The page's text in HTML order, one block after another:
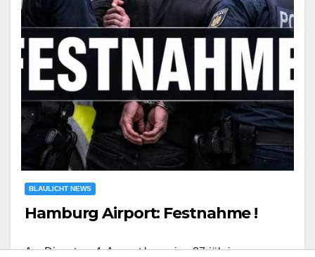
BLAULICHT NEWS
Hamburg Airport: Festnahme !
Am Dienstag, 4. August kam eine 37-jährige